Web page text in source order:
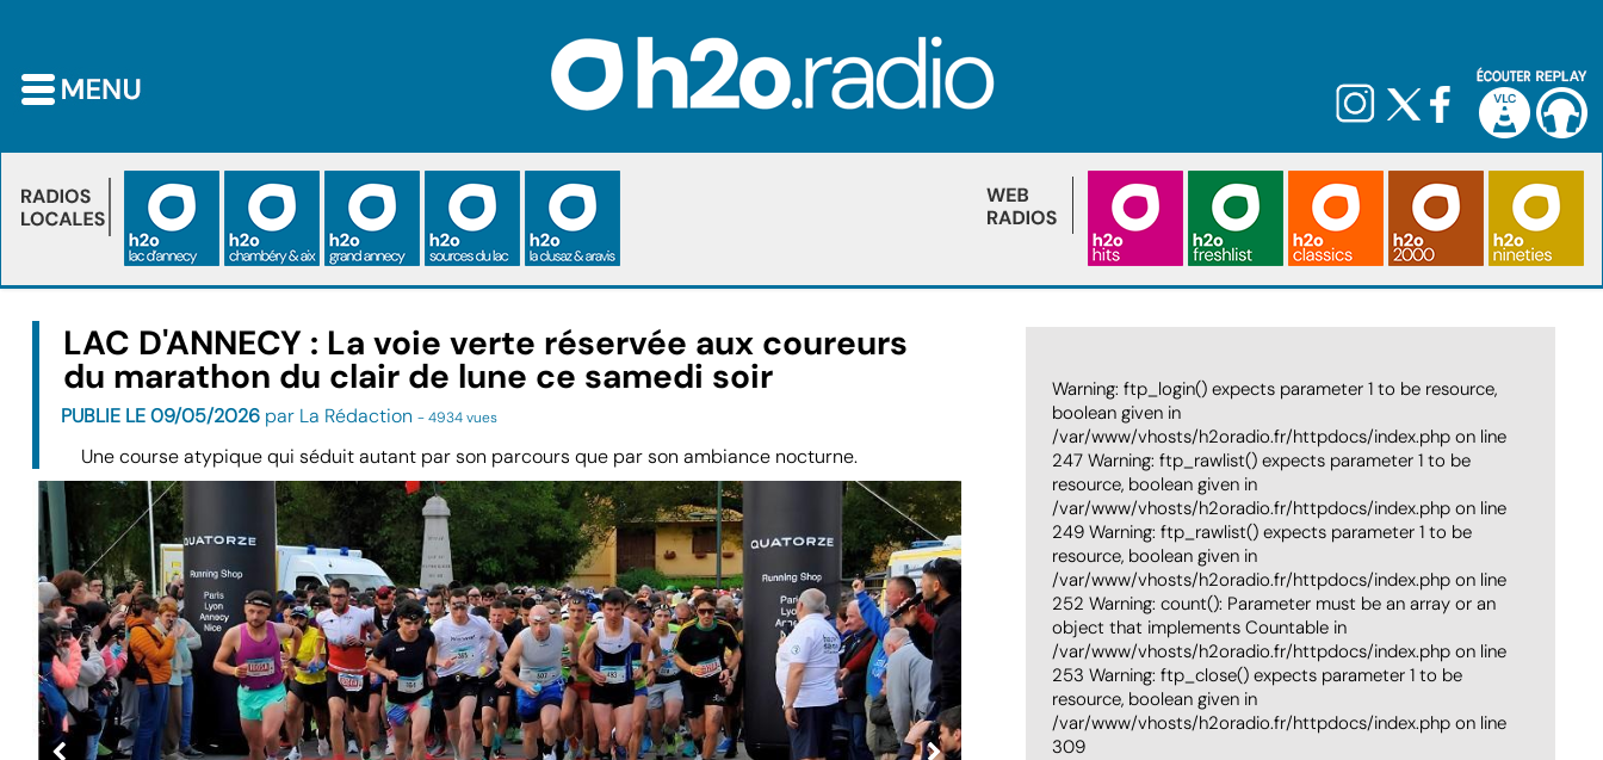
LAC D'ANNECY : La voie verte réservée aux coureurs
du marathon du clair de lune ce samedi soir
PUBLIE LE 09/05/2026 par La Rédaction- 4934 vues
Une course atypique qui séduit autant par son parcours que par son ambiance nocturne.
fermeture totale dès le 14
mobilités sur-mesure
PUBLIE LE 23/07/2026par Mathieu Hutin - 9505 vues
Dans une interview àh2o.radio
Département de la Haute-Savoie, fait le point.
Warning: ftp_login() expects parameter 1 to be resource,
boolean given in
/var/www/vhosts/h2oradio.fr/httpdocs/index.php on line
247 Warning: ftp_rawlist() expects parameter 1 to be
resource, boolean given in
/var/www/vhosts/h2oradio.fr/httpdocs/index.php on line
249 Warning: ftp_rawlist() expects parameter 1 to be
resource, boolean given in
/var/www/vhosts/h2oradio.fr/httpdocs/index.php on line
252 Warning: count(): Parameter must be an array or an
object that implements Countable in
/var/www/vhosts/h2oradio.fr/httpdocs/index.php on line
253 Warning: ftp_close() expects parameter 1 to be
resource, boolean given in
/var/www/vhosts/h2oradio.fr/httpdocs/index.php on line
309